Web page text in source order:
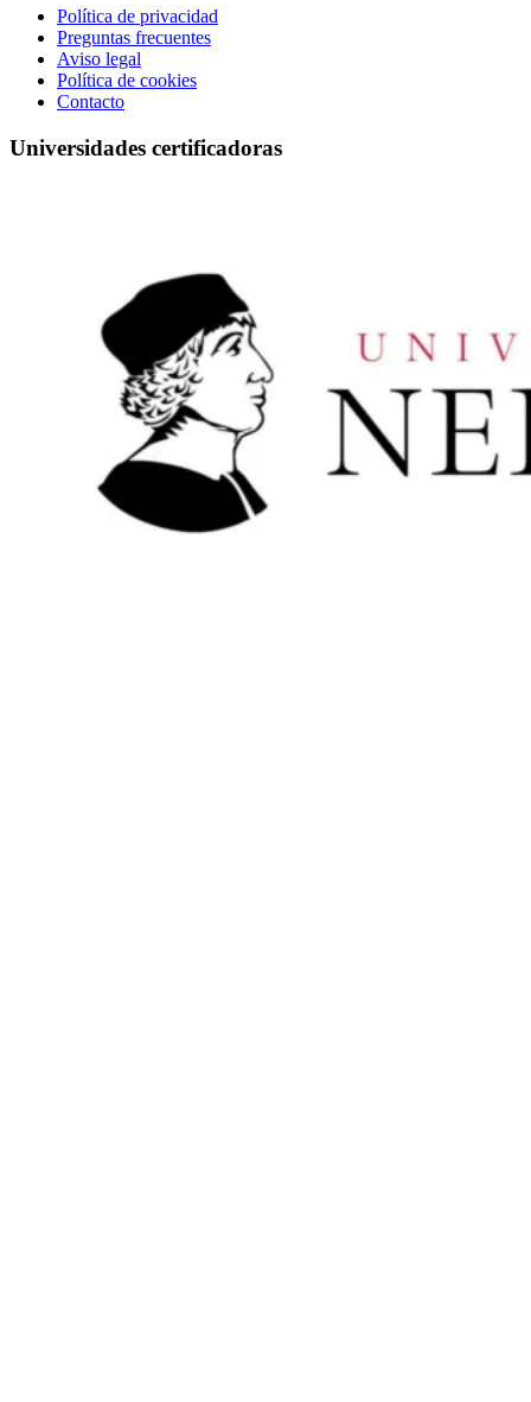
Política de privacidad
Preguntas frecuentes
Aviso legal
Política de cookies
Contacto
Universidades certificadoras